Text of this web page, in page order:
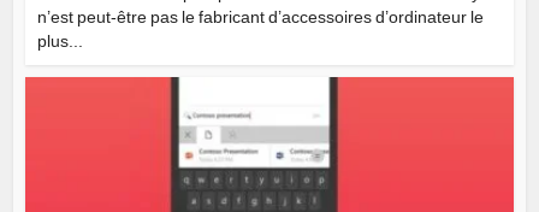
n’est peut-être pas le fabricant d’accessoires d’ordinateur le
plus...